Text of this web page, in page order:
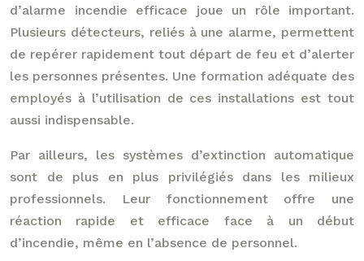
d’alarme incendie efficace joue un rôle important.
Plusieurs détecteurs, reliés à une alarme, permettent
de repérer rapidement tout départ de feu et d’alerter
les personnes présentes. Une formation adéquate des
employés à l’utilisation de ces installations est tout
aussi indispensable.
Par ailleurs, les systèmes d’extinction automatique
sont de plus en plus privilégiés dans les milieux
professionnels. Leur fonctionnement offre une
réaction rapide et efficace face à un début
d’incendie, même en l’absence de personnel.